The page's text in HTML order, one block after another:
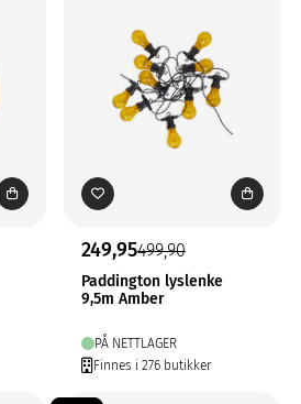
249,95499,90
Paddington lyslenke
9,5m Amber
PÅ NETTLAGER
Finnes i 276 butikker